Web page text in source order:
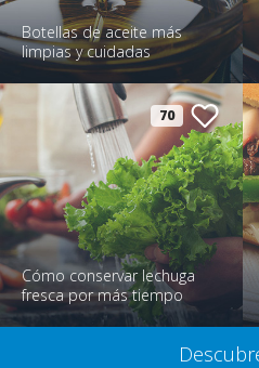
Botellas de aceite más
limpias y cuidadas
70
Cómo conservar lechuga
fresca por más tiempo